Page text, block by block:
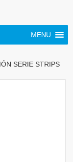
MENU
SERIE STRIPS